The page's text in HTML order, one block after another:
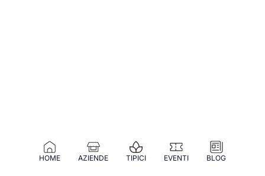
HOME AZIENDE TIPICI EVENTI BLOG